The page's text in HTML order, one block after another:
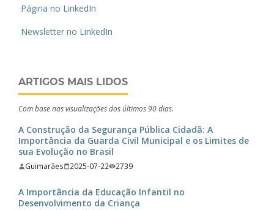
Página no LinkedIn
Newsletter no LinkedIn
ARTIGOS MAIS LIDOS
Com base nas visualizações dos últimos 90 dias.
A Construção da Segurança Pública Cidadã: A
Importância da Guarda Civil Municipal e os Limites de
sua Evolução no Brasil
Guimarães 2025-07-22 2739
A Importância da Educação Infantil no
Desenvolvimento da Criança